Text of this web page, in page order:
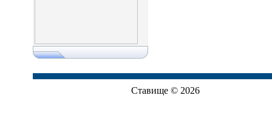
Ставище © 2026